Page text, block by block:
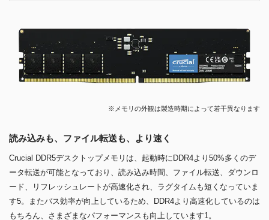
※メモリの外観は製造時期によって若干異なります
読み込みも、ファイル転送も、より速く
Crucial DDR5デスクトップメモリは、起動時にDDR4より50%多くのデ
ータ転送が可能となっており、読み込み時間、ファイル転送、ダウンロ
ード、リフレッシュレートが高速化され、ラグタイムも短くなっていま
す5。またバス効率が向上しているため、DDR4より高速化しているのは
もちろん、さまざまなパフォーマンスも向上しています1。